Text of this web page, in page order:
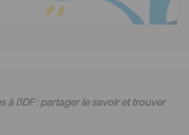
à l’IDF : partager le savoir et trouver